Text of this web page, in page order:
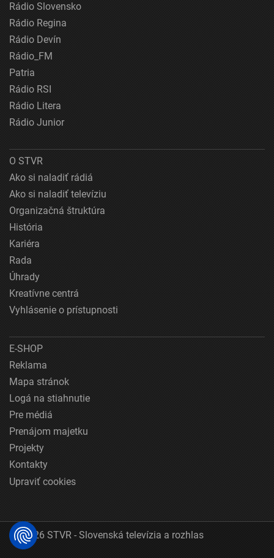
Rádio Slovensko
Rádio Regina
Rádio Devín
Rádio_FM
Patria
Rádio RSI
Rádio Litera
Rádio Junior
O STVR
Ako si naladiť rádiá
Ako si naladiť televíziu
Organizačná štruktúra
História
Kariéra
Rada
Úhrady
Kreatívne centrá
Vyhlásenie o prístupnosti
E-SHOP
Reklama
Mapa stránok
Logá na stiahnutie
Pre médiá
Prenájom majetku
Projekty
Kontakty
Upraviť cookies
© 2026 STVR - Slovenská televízia a rozhlas